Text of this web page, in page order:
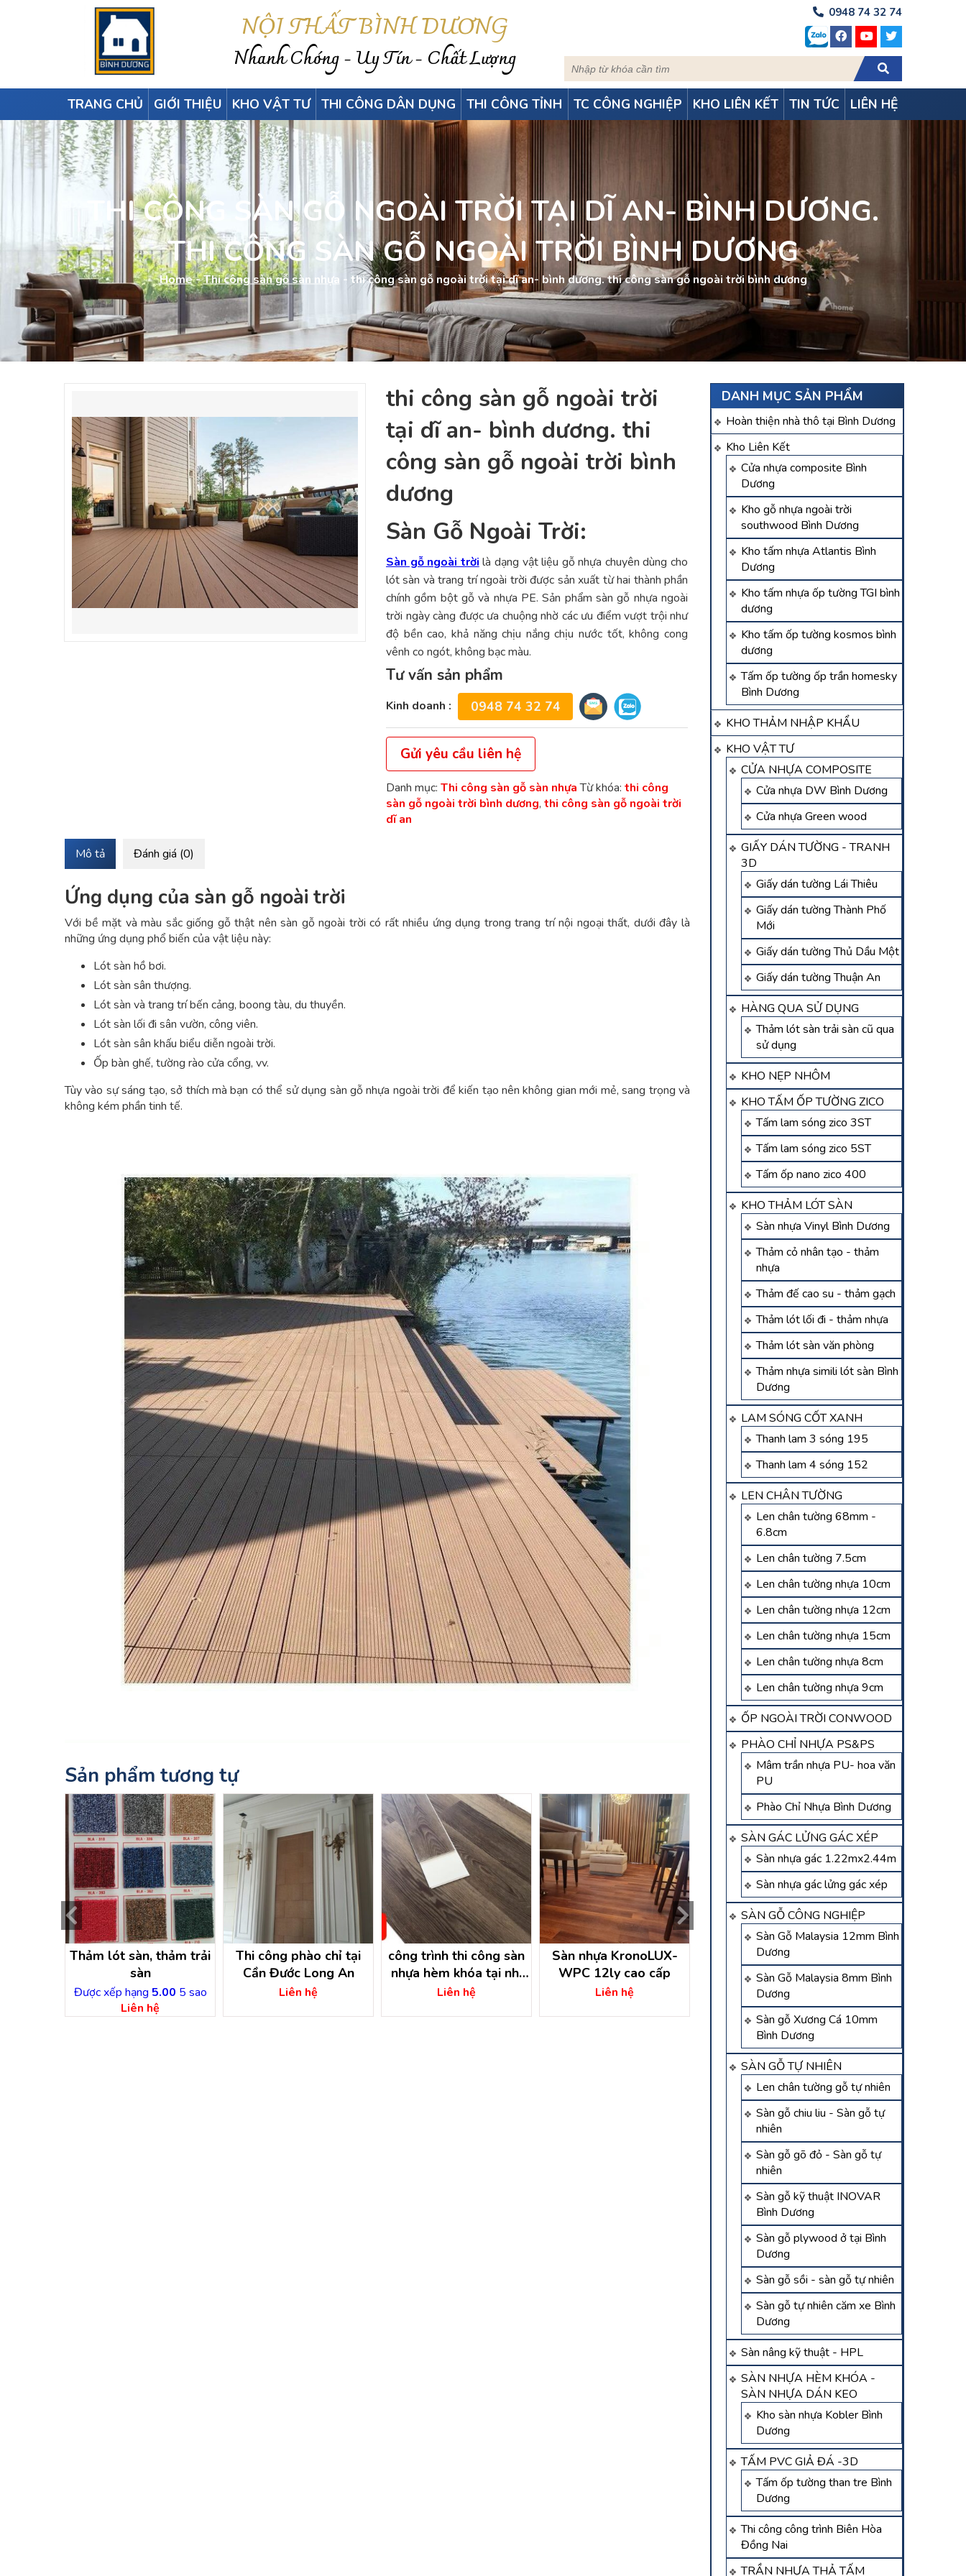
NỘI THẤT BÌNH DƯƠNG
Nhanh Chóng - Uy Tín - Chất Lượng
0948 74 32 74
TRANG CHỦ GIỚI THIỆU KHO VẬT TƯ THI CÔNG DÂN DỤNG THI CÔNG TỈNH TC CÔNG NGHIỆP KHO LIÊN KẾT TIN TỨC LIÊN HỆ
THI CÔNG SÀN GỖ NGOÀI TRỜI TẠI DĨ AN- BÌNH DƯƠNG.
THI CÔNG SÀN GỖ NGOÀI TRỜI BÌNH DƯƠNG
Home-Thi công sàn gỗ sàn nhựa - thi công sàn gỗ ngoài trời tại dĩ an- bình dương. thi công sàn gỗ ngoài trời bình dương
DANH MỤC SẢN PHẨM
Hoàn thiện nhà thô tại Bình Dương
Kho Liên Kết
Cửa nhựa composite Bình
Dương
Kho gỗ nhựa ngoài trời
southwood Bình Dương
Kho tấm nhựa Atlantis Bình
Dương
Kho tấm nhựa ốp tường TGI bình
dương
Kho tấm ốp tường kosmos bình
dương
Tấm ốp tường ốp trần homesky
Bình Dương
KHO THẢM NHẬP KHẨU
KHO VẬT TƯ
CỬA NHỰA COMPOSITE
Cửa nhựa DW Bình Dương
Cửa nhựa Green wood
GIẤY DÁN TƯỜNG - TRANH
3D
Giấy dán tường Lái Thiêu
Giấy dán tường Thành Phố
Mới
Giấy dán tường Thủ Dầu Một
Giấy dán tường Thuận An
HÀNG QUA SỬ DỤNG
Thảm lót sàn trải sàn cũ qua
sử dụng
KHO NẸP NHÔM
KHO TẤM ỐP TƯỜNG ZICO
Tấm lam sóng zico 3ST
Tấm lam sóng zico 5ST
Tấm ốp nano zico 400
KHO THẢM LÓT SÀN
Sàn nhựa Vinyl Bình Dương
Thảm cỏ nhân tạo - thảm
nhựa
Thảm đế cao su - thảm gạch
Thảm lót lối đi - thảm nhựa
Thảm lót sàn văn phòng
Thảm nhựa simili lót sàn Bình
Dương
LAM SÓNG CỐT XANH
Thanh lam 3 sóng 195
Thanh lam 4 sóng 152
LEN CHÂN TƯỜNG
Len chân tường 68mm -
6.8cm
Len chân tường 7.5cm
Len chân tường nhựa 10cm
Len chân tường nhựa 12cm
Len chân tường nhựa 15cm
Len chân tường nhựa 8cm
Len chân tường nhựa 9cm
ỐP NGOÀI TRỜI CONWOOD
PHÀO CHỈ NHỰA PS&PS
Mâm trần nhựa PU- hoa văn
PU
Phào Chỉ Nhựa Bình Dương
SÀN GÁC LỬNG GÁC XÉP
Sàn nhựa gác 1.22mx2.44m
Sàn nhựa gác lửng gác xép
SÀN GỖ CÔNG NGHIỆP
Sàn Gỗ Malaysia 12mm Bình
Dương
Sàn Gỗ Malaysia 8mm Bình
Dương
Sàn gỗ Xương Cá 10mm
Bình Dương
SÀN GỖ TỰ NHIÊN
Len chân tường gỗ tự nhiên
Sàn gỗ chiu liu - Sàn gỗ tự
nhiên
Sàn gỗ gõ đỏ - Sàn gỗ tự
nhiên
Sàn gỗ kỹ thuật INOVAR
Bình Dương
Sàn gỗ plywood ở tại Bình
Dương
Sàn gỗ sồi - sàn gỗ tự nhiên
Sàn gỗ tự nhiên căm xe Bình
Dương
Sàn nâng kỹ thuật - HPL
SÀN NHỰA HÈM KHÓA -
SÀN NHỰA DÁN KEO
Kho sàn nhựa Kobler Bình
Dương
TẤM PVC GIẢ ĐÁ -3D
Tấm ốp tường than tre Bình
Dương
Thi công công trình Biên Hòa
Đồng Nai
TRẦN NHỰA THẢ TẤM
thi công sàn gỗ ngoài trời
tại dĩ an- bình dương. thi
công sàn gỗ ngoài trời bình
dương
Sàn Gỗ Ngoài Trời:
Sàn gỗ ngoài trời là dạng vật liệu gỗ nhựa chuyên dùng cho
lót sàn và trang trí ngoài trời được sản xuất từ hai thành phần
chính gồm bột gỗ và nhựa PE. Sản phẩm sàn gỗ nhựa ngoài
trời ngày càng được ưa chuộng nhờ các ưu điểm vượt trội như
độ bền cao, khả năng chịu nắng chịu nước tốt, không cong
vênh co ngót, không bạc màu.
Tư vấn sản phẩm
Kinh doanh : 0948 74 32 74
Gửi yêu cầu liên hệ
Danh mục: Thi công sàn gỗ sàn nhựa Từ khóa: thi công
sàn gỗ ngoài trời bình dương, thi công sàn gỗ ngoài trời
dĩ an
Mô tả Đánh giá (0)
Ứng dụng của sàn gỗ ngoài trời
Với bề mặt và màu sắc giống gỗ thật nên sàn gỗ ngoài trời có rất nhiều ứng dụng trong trang trí nội ngoại thất, dưới đây là
những ứng dụng phổ biến của vật liệu này:
Lót sàn hồ bơi.
Lót sàn sân thượng.
Lót sàn và trang trí bến cảng, boong tàu, du thuyền.
Lót sàn lối đi sân vườn, công viên.
Lót sàn sân khấu biểu diễn ngoài trời.
Ốp bàn ghế, tường rào cửa cổng, vv.
Tùy vào sự sáng tạo, sở thích mà bạn có thể sử dụng sàn gỗ nhựa ngoài trời để kiến tạo nên không gian mới mẻ, sang trọng và
không kém phần tinh tế.
Sản phẩm tương tự
Thảm lót sàn, thảm trải
sàn
Được xếp hạng 5.00 5 sao
Liên hệ
Thi công phào chỉ tại
Cần Đước Long An
Liên hệ
công trình thi công sàn
nhựa hèm khóa tại nhị
bình hóc môn – hồ chí
Liên hệ
Sàn nhựa KronoLUX-
WPC 12ly cao cấp
Liên hệ
Thi Công Sàn Nhựa Hèm
Khoá Số 1 Bình Dương
Liên hệ
Bền Bình